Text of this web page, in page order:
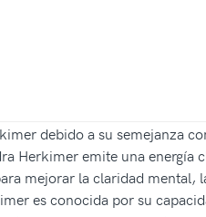
debido a su semejanza
Herkimer emite una
mejorar la claridad
es conocida por su